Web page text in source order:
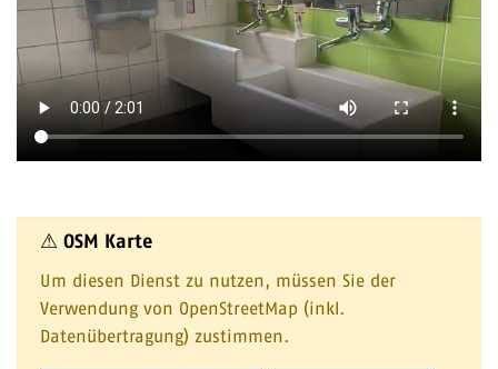
⚠ OSM Karte
Um diesen Dienst zu nutzen, müssen Sie der
Verwendung von OpenStreetMap (inkl.
Datenübertragung) zustimmen.